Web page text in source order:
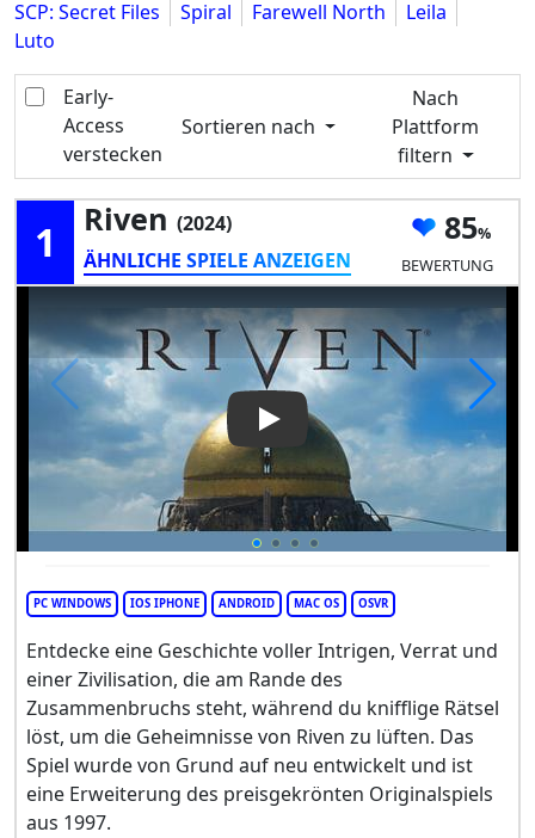
SCP: Secret Files
Spiral Farewell North
Leila
Luto
Early-
Access
verstecken
Sortieren nach
Nach
Plattform
filtern
1 Riven (2024)
ÄHNLICHE SPIELE ANZEIGEN
85
BEWERTUNG
Play Video: Riven
PC WINDOWS IOS IPHONE ANDROID MAC OS OSVR
Entdecke eine Geschichte voller Intrigen, Verrat und
einer Zivilisation, die am Rande des
Zusammenbruchs steht, während du knifflige Rätsel
löst, um die Geheimnisse von Riven zu lüften. Das
Spiel wurde von Grund auf neu entwickelt und ist
eine Erweiterung des preisgekrönten Originalspiels
aus 1997.